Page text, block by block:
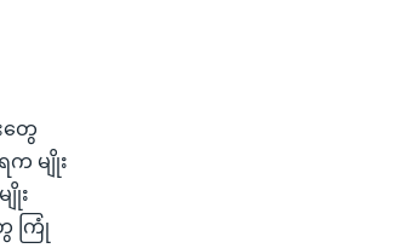
တွေ
က မျိုး
း
ကြုံ